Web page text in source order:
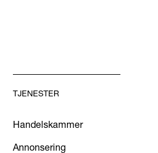
TJENESTER
Handelskammer
Annonsering